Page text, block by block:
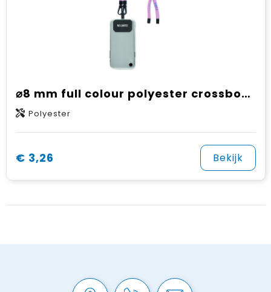
⌀8 mm full colour polyester crossbody koord telefoonhouder
Polyester
€ 3,26 Bekijk